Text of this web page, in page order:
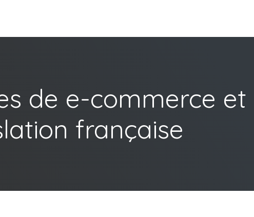
de e-commerce
française